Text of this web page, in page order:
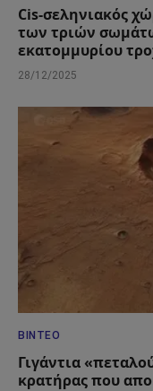
Cis-σεληνιακός
των τριών
εκατομμυρίου
28/12/2025
ΒΊΝΤΕΟ
Γιγάντια
κρατήρας που